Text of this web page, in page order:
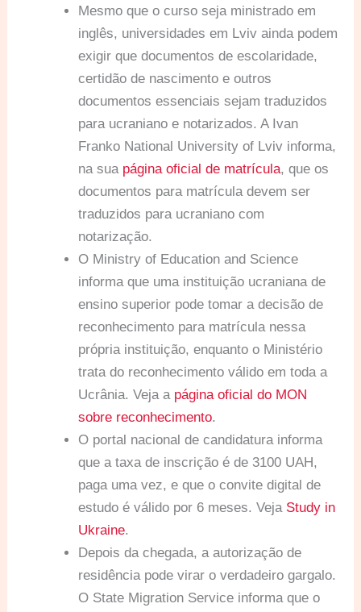
Mesmo que o curso seja ministrado em
inglês, universidades em Lviv ainda podem
exigir que documentos de escolaridade,
certidão de nascimento e outros
documentos essenciais sejam traduzidos
para ucraniano e notarizados. A Ivan
Franko National University of Lviv informa,
na sua página oficial de matrícula, que os
documentos para matrícula devem ser
traduzidos para ucraniano com
notarização.
O Ministry of Education and Science
informa que uma instituição ucraniana de
ensino superior pode tomar a decisão de
reconhecimento para matrícula nessa
própria instituição, enquanto o Ministério
trata do reconhecimento válido em toda a
Ucrânia. Veja a página oficial do MON
sobre reconhecimento.
O portal nacional de candidatura informa
que a taxa de inscrição é de 3100 UAH,
paga uma vez, e que o convite digital de
estudo é válido por 6 meses. Veja Study in
Ukraine.
Depois da chegada, a autorização de
residência pode virar o verdadeiro gargalo.
O State Migration Service informa que o